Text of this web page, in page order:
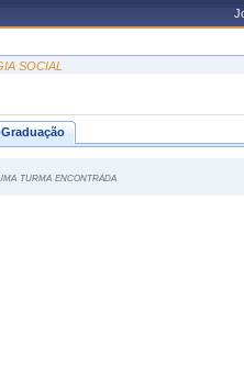
SOCIAL
turma encontrada